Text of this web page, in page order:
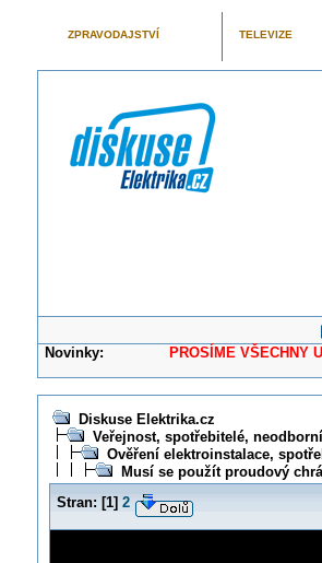
ZPRAVODAJSTVÍ TELEVIZE
Novinky: PROSÍME VŠECHNY
Diskuse Elektrika.cz
Veřejnost, spotřebitelé,
Ověření elektroinstalace,
Musí se použít proudový
Stran: [1] 2